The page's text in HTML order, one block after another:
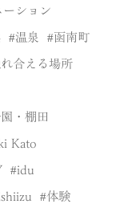
ーション
温泉 函南町
合える場所
・棚田
Kato
idu
体験